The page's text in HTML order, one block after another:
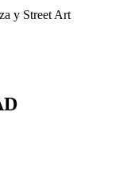
y Street Art